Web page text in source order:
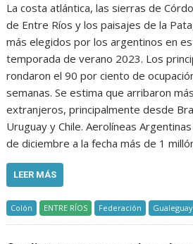
La costa atlántica, las sierras de
de Entre Ríos y los paisajes de la
más elegidos por los argentinos en
temporada de verano 2023. Los
rondaron el 90 por ciento de
semanas. Se estima que arribaron
extranjeros, principalmente desde
Uruguay y Chile. Aerolíneas
de diciembre a la fecha más de 1
LEER MÁS
Colón ENTRE RÍOS Federación